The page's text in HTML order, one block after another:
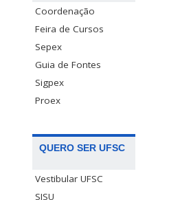
Coordenação
Feira de Cursos
Sepex
Guia de Fontes
Sigpex
Proex
QUERO SER UFSC
Vestibular UFSC
SISU